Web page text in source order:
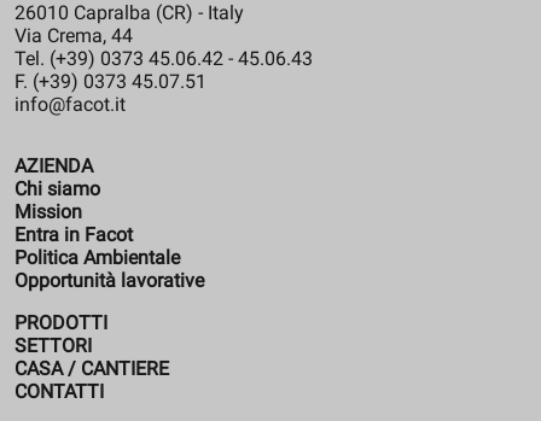
26010 Capralba (CR) - Italy
Via Crema, 44
Tel. (+39) 0373 45.06.42 - 45.06.43
F. (+39) 0373 45.07.51
info@facot.it
AZIENDA
Chi siamo
Mission
Entra in Facot
Politica Ambientale
Opportunità lavorative
PRODOTTI
SETTORI
CASA / CANTIERE
CONTATTI